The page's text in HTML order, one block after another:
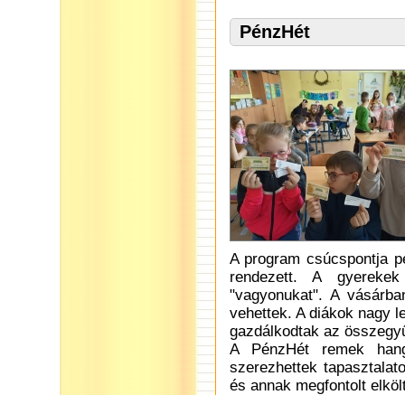
PénzHét
A program csúcspontja
rendezett. A
"vagyonukat". A
vehettek. A diákok nagy
gazdálkodtak az
A PénzHét remek
szerezhettek
és annak megfontolt